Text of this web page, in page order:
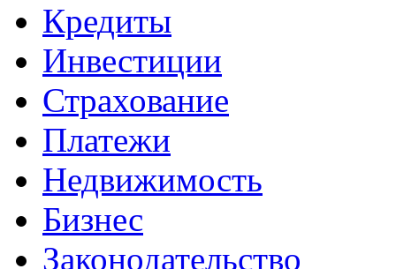
Кредиты
Инвестиции
Страхование
Платежи
Недвижимость
Бизнес
Законодательство